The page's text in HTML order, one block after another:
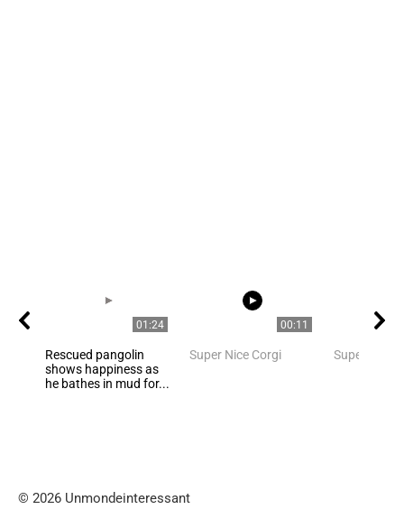
01:24
Rescued pangolin
shows happiness as
he bathes in mud for...
00:11
Super Nice Corgi Super Nice
© 2026 Unmondeinteressant